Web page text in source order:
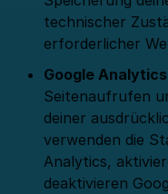
technischer
erforderlicher
Google
Seitenaufrufen
deiner
verwenden die
Analytics,
deaktivieren